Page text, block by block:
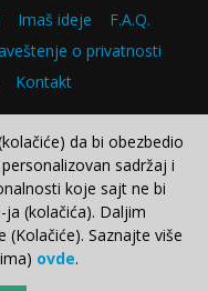
Imaš ideje
F.A.Q.
o privatnosti
Kontakt
da bi obezbedio
sadržaj i
koje sajt ne bi
(kolačića). Daljim
Saznajte više
ovde.